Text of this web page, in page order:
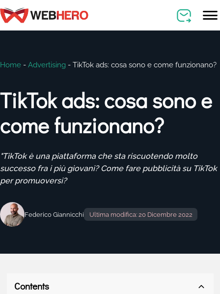
Home - Advertising - TikTok ads: cosa sono e come funzionano?
TikTok ads: cosa sono e
come funzionano?
"TikTok è una piattaforma che sta riscuotendo molto
successo fra i più giovani? Come fare pubblicità su TikTok
per promuoversi?
Federico Giannicchi Ultima modifica: 20 Dicembre 2022
Contents